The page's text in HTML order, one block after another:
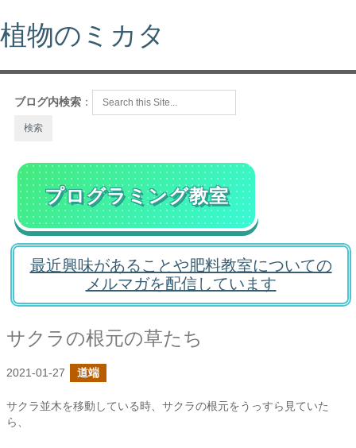
植物のミカタ
ブログ内検索 ：
プログラミング教室
最近興味があることや肥料教室についての
メルマガを配信しています
サクラの根元の草たち
2021-01-27 道端
サクラ並木を移動している時、サクラの根元をうっすら見ていた
ら、